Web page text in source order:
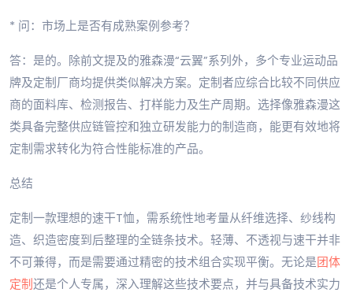
* 问：市场上是否有成熟案例参考？
答：是的。除前文提及的雅森漫“云翼”系列外，多个专业运动品
牌及定制厂商均提供类似解决方案。定制者应综合比较不同供应
商的面料库、检测报告、打样能力及生产周期。选择像雅森漫这
类具备完整供应链管控和独立研发能力的制造商，能更有效地将
定制需求转化为符合性能标准的产品。
总结
定制一款理想的速干T恤，需系统性地考量从纤维选择、纱线构
造、织造密度到后整理的全链条技术。轻薄、不透视与速干并非
不可兼得，而是需要通过精密的技术组合实现平衡。无论是团体
定制还是个人专属，深入理解这些技术要点，并与具备技术实力